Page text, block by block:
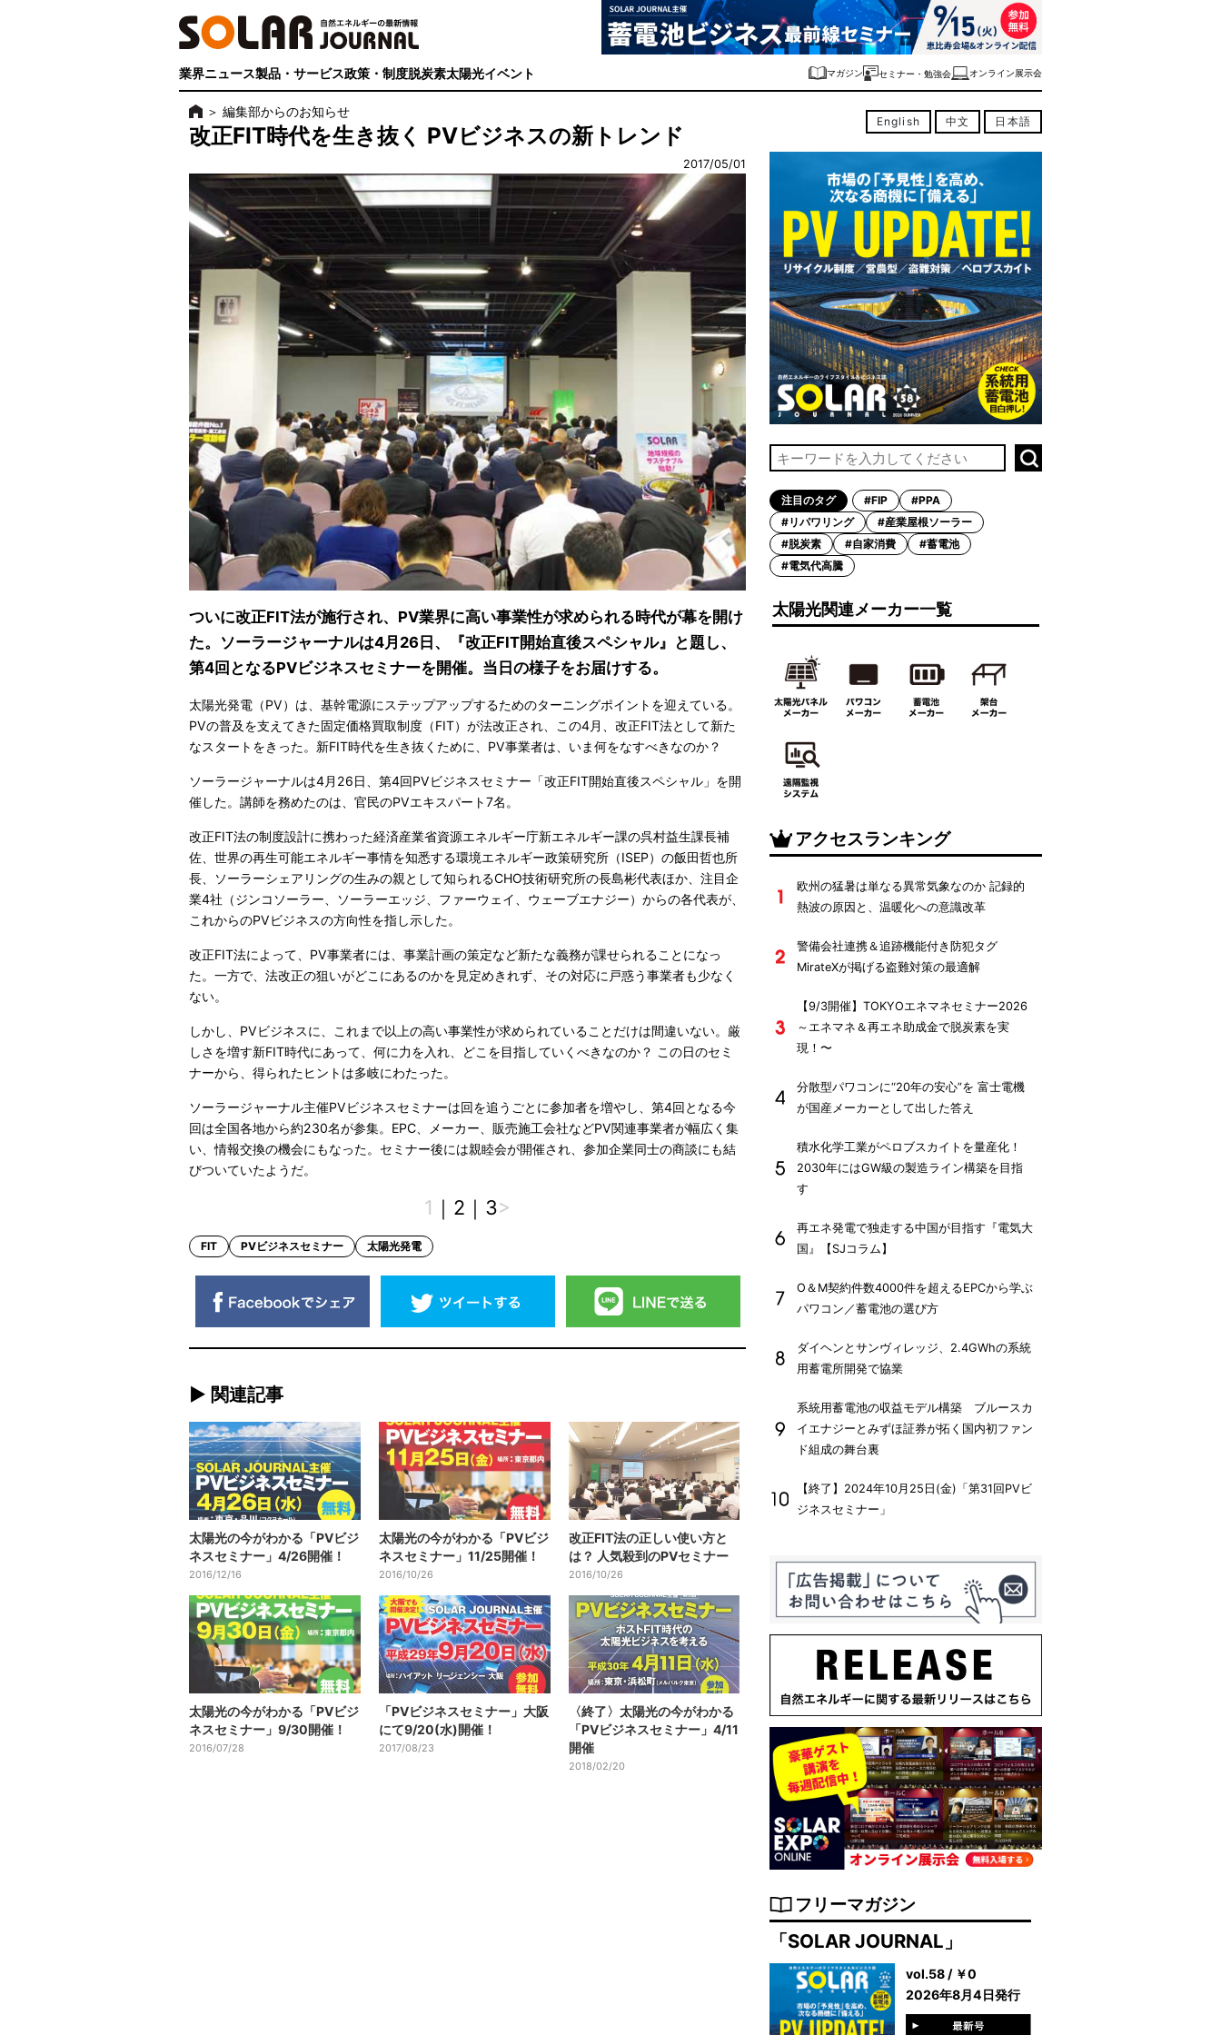
業界ニュース製品・サービス政策・制度脱炭素太陽光イベント マガジン セミナー・勉強会 オンライン展示会
＞編集部からのお知らせ
改正FIT時代を生き抜く PVビジネスの新トレンド
2017/05/01
ついに改正FIT法が施行され、PV業界に高い事業性が求められる時代が幕を開け
た。ソーラージャーナルは4月26日、『改正FIT開始直後スペシャル』と題し、
第4回となるPVビジネスセミナーを開催。当日の様子をお届けする。
太陽光発電（PV）は、基幹電源にステップアップするためのターニングポイントを迎えている。
PVの普及を支えてきた固定価格買取制度（FIT）が法改正され、この4月、改正FIT法として新た
なスタートをきった。新FIT時代を生き抜くために、PV事業者は、いま何をなすべきなのか？
ソーラージャーナルは4月26日、第4回PVビジネスセミナー「改正FIT開始直後スペシャル」を開
催した。講師を務めたのは、官民のPVエキスパート7名。
改正FIT法の制度設計に携わった経済産業省資源エネルギー庁新エネルギー課の呉村益生課長補
佐、世界の再生可能エネルギー事情を知悉する環境エネルギー政策研究所（ISEP）の飯田哲也所
長、ソーラーシェアリングの生みの親として知られるCHO技術研究所の長島彬代表ほか、注目企
業4社（ジンコソーラー、ソーラーエッジ、ファーウェイ、ウェーブエナジー）からの各代表が、
これからのPVビジネスの方向性を指し示した。
改正FIT法によって、PV事業者には、事業計画の策定など新たな義務が課せられることになっ
た。一方で、法改正の狙いがどこにあるのかを見定めきれず、その対応に戸惑う事業者も少なく
ない。
しかし、PVビジネスに、これまで以上の高い事業性が求められていることだけは間違いない。厳
しさを増す新FIT時代にあって、何に力を入れ、どこを目指していくべきなのか？ この日のセミ
ナーから、得られたヒントは多岐にわたった。
ソーラージャーナル主催PVビジネスセミナーは回を追うごとに参加者を増やし、第4回となる今
回は全国各地から約230名が参集。EPC、メーカー、販売施工会社などPV関連事業者が幅広く集
い、情報交換の機会にもなった。セミナー後には親睦会が開催され、参加企業同士の商談にも結
びついていたようだ。
1 ｜ 2 ｜ 3>
FIT PVビジネスセミナー 太陽光発電
► 関連記事
太陽光の今がわかる「PVビジ
ネスセミナー」4/26開催！
2016/12/16
太陽光の今がわかる「PVビジ
ネスセミナー」11/25開催！
2016/10/26
改正FIT法の正しい使い方と
は？ 人気殺到のPVセミナー
2016/10/26
太陽光の今がわかる「PVビジ
ネスセミナー」9/30開催！
2016/07/28
「PVビジネスセミナー」大阪
にて9/20(水)開催！
2017/08/23
〈終了〉太陽光の今がわかる
「PVビジネスセミナー」4/11
開催
2018/02/20
English 中文 日本語
注目のタグ #FIP
#PPA
#リパワリング
#産業屋根ソーラー
#脱炭素
#自家消費
#蓄電池
#電気代高騰
太陽光関連メーカー一覧
アクセスランキング
欧州の猛暑は単なる異常気象なのか 記録的
熱波の原因と、温暖化への意識改革
警備会社連携＆追跡機能付き防犯タグ
MirateXが掲げる盗難対策の最適解
【9/3開催】TOKYOエネマネセミナー2026
～エネマネ＆再エネ助成金で脱炭素を実
現！〜
分散型パワコンに“20年の安心”を 富士電機
が国産メーカーとして出した答え
積水化学工業がペロブスカイトを量産化！
2030年にはGW級の製造ライン構築を目指
す
再エネ発電で独走する中国が目指す『電気大
国』【SJコラム】
O＆M契約件数4000件を超えるEPCから学ぶ
パワコン／蓄電池の選び方
ダイヘンとサンヴィレッジ、2.4GWhの系統
用蓄電所開発で協業
系統用蓄電池の収益モデル構築 ブルースカ
イエナジーとみずほ証券が拓く国内初ファン
ド組成の舞台裏
【終了】2024年10月25日(金)「第31回PVビ
ジネスセミナー」
フリーマガジン
「SOLAR JOURNAL」
vol.58 / ￥0
2026年8月4日発行